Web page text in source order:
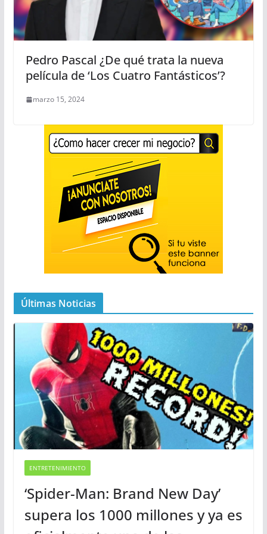
Pedro Pascal ¿De qué trata la nueva
película de ‘Los Cuatro Fantásticos’?
marzo 15, 2024
Últimas Noticias
ENTRETENIMIENTO
‘Spider-Man: Brand New Day’
supera los 1000 millones y ya es